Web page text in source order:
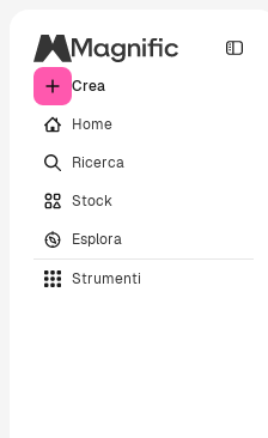
Crea
Home
Ricerca
Stock
Esplora
Strumenti